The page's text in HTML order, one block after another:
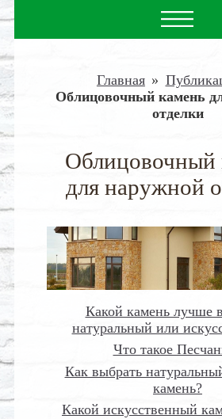
Главная »
Облицовочный камень
отделки
Облицовочный
для наружной
Какой камень лучше
натуральный или
Что такое
Как выбрать
камень?
Какой искусственный